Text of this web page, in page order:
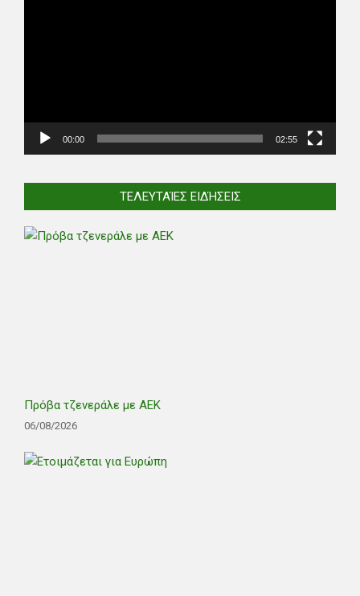
00:00 02:55
ΤΕΛΕΥΤΑΊΕΣ ΕΙΔΉΣΕΙΣ
Πρόβα τζενεράλε με ΑΕΚ
06/08/2026